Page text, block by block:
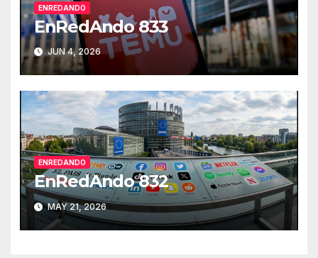
ENREDANDO
EnRedAndo 833
JUN 4, 2026
ENREDANDO
EnRedAndo 832
MAY 21, 2026